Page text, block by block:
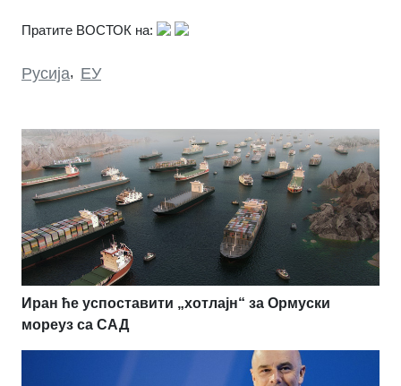
Пратите ВОСТОК на:
Русија, ЕУ
Иран ће успоставити „хотлајн“ за Ормуски
мореуз са САД